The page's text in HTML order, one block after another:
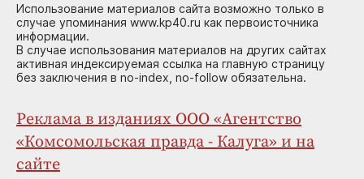
Использование материалов сайта возможно только в
случае упоминания www.kp40.ru как первоисточника
информации.
В случае использования материалов на других сайтах
активная индексируемая ссылка на главную страницу
без заключения в no-index, no-follow обязательна.
Реклама в изданиях ООО «Агентство
«Комсомольская правда - Калуга» и на
сайте